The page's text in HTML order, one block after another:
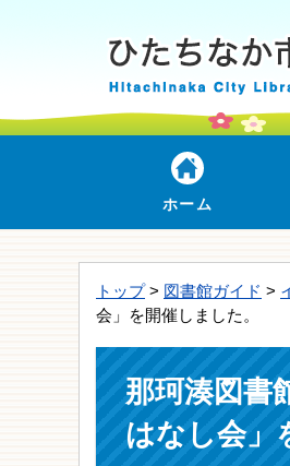
ホーム
トップ> 図書館ガイド >
会」を開催しました。
那珂湊図
はなし会」